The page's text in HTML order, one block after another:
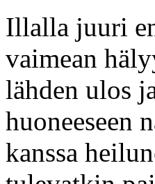
Illalla juuri
vaimean
lähden ulos
huoneeseen
kanssa